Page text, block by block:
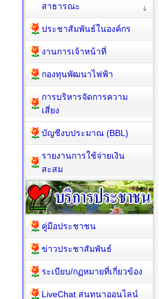
สาธารณะ
ประชาสัมพันธ์ในองค์กร
งานการเจ้าหน้าที่
กองทุนพัฒนาไฟฟ้า
การบริหารจัดการความ
เสี่ยง
บัญชีงบประมาณ (BBL)
รายงานการใช้จ่ายเงิน
สะสม
คู่มือประชาชน
ข่าวประชาสัมพันธ์
ระเบียบ/กฏหมายที่เกี่ยวข้อง
LiveChat สนทนาออนไลน์